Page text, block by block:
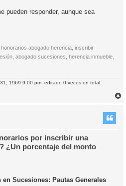
pueden responder, aunque sea
abogado herencia, inscribir
abogado sucesiones, herencia inmueble,
1969 9:00 pm, editado 0 veces en total.
por inscribir una
¿Un porcentaje del monto
Sucesiones: Pautas Generales